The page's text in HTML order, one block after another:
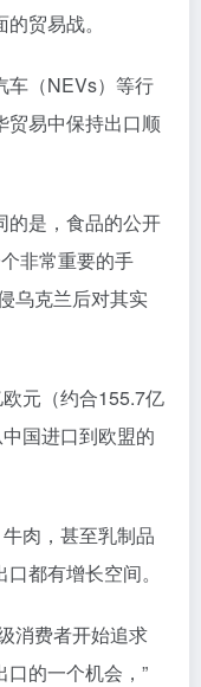
贸易战。
车（NEVs）等行
贸易中保持出口顺
的是，食品的公开
非常重要的手
乌克兰后对其实
元（约合155.7亿
国进口到欧盟的
肉，甚至乳制品
都有增长空间。
消费者开始追求
的一个机会，”